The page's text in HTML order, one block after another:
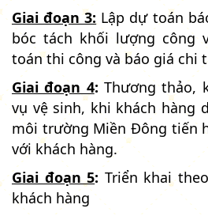
Giai đoạn 3: Lập dự toán
bóc tách khối lượng công
toán thi công và báo giá chi
Giai đoạn 4:Thương thảo,
vụ vệ sinh, khi khách hàng
môi trường Miền Đông tiến
với khách hàng.
Giai đoạn 5: Triển khai
khách hàng